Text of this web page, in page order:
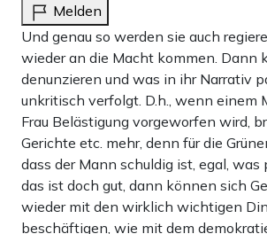
Melden
Und genau so werden sie auch
wieder an die Macht kommen. Dann
denunzieren und was in ihr Narrativ
unkritisch verfolgt. D.h., wenn einem
Frau Belästigung vorgeworfen wird,
Gerichte etc. mehr, denn für die
dass der Mann schuldig ist, egal, was
das ist doch gut, dann können sich
wieder mit den wirklich wichtigen
beschäftigen, wie mit dem